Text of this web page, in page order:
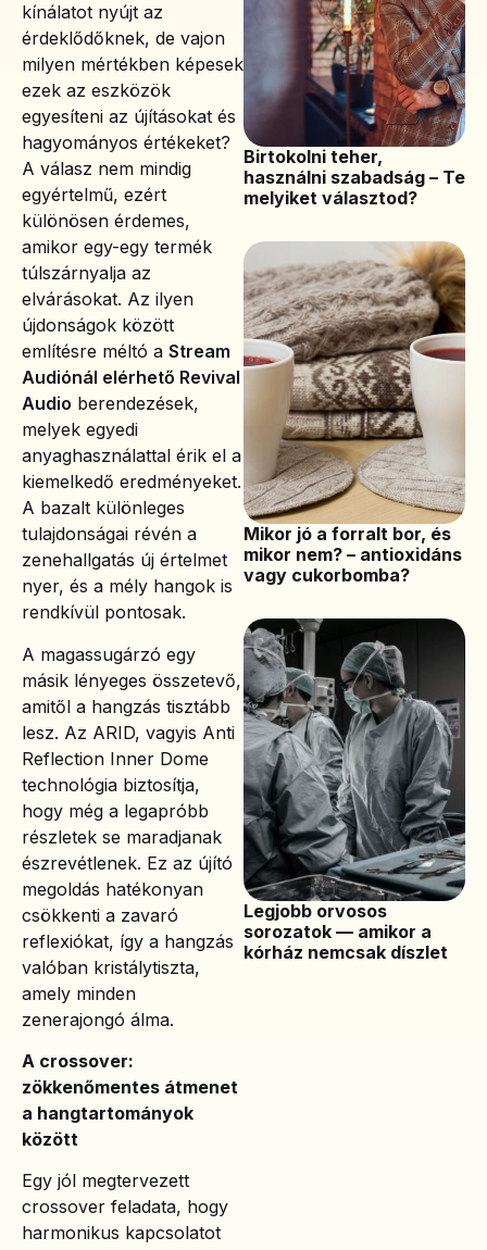
kínálatot nyújt az
érdeklődőknek, de vajon
milyen mértékben képesek
ezek az eszközök
egyesíteni az újításokat és
hagyományos értékeket?
A válasz nem mindig
egyértelmű, ezért
különösen érdemes,
amikor egy-egy termék
túlszárnyalja az
elvárásokat. Az ilyen
újdonságok között
említésre méltó a Stream
Audiónál elérhető Revival
Audio berendezések,
melyek egyedi
anyaghasználattal érik el a
kiemelkedő eredményeket.
A bazalt különleges
tulajdonságai révén a
zenehallgatás új értelmet
nyer, és a mély hangok is
rendkívül pontosak.
A magassugárzó egy
másik lényeges összetevő,
amitől a hangzás tisztább
lesz. Az ARID, vagyis Anti
Reflection Inner Dome
technológia biztosítja,
hogy még a legapróbb
részletek se maradjanak
észrevétlenek. Ez az újító
megoldás hatékonyan
csökkenti a zavaró
reflexiókat, így a hangzás
valóban kristálytiszta,
amely minden
zenerajongó álma.
A crossover:
zökkenőmentes átmenet
a hangtartományok
között
Egy jól megtervezett
crossover feladata, hogy
harmonikus kapcsolatot
Birtokolni teher,
használni szabadság – Te
melyiket választod?
Mikor jó a forralt bor, és
mikor nem? – antioxidáns
vagy cukorbomba?
Legjobb orvosos
sorozatok — amikor a
kórház nemcsak díszlet